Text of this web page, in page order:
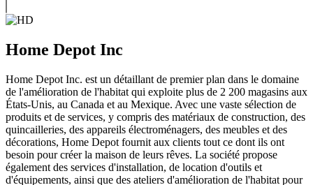
Home Depot Inc
Home Depot Inc. est un détaillant de premier plan dans le domaine
de l'amélioration de l'habitat qui exploite plus de 2 200 magasins aux
États-Unis, au Canada et au Mexique. Avec une vaste sélection de
produits et de services, y compris des matériaux de construction, des
quincailleries, des appareils électroménagers, des meubles et des
décorations, Home Depot fournit aux clients tout ce dont ils ont
besoin pour créer la maison de leurs rêves. La société propose
également des services d'installation, de location d'outils et
d'équipements, ainsi que des ateliers d'amélioration de l'habitat pour